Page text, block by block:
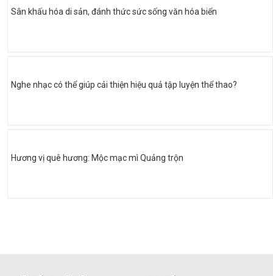
Sân khấu hóa di sản, đánh thức sức sống văn hóa biển
Nghe nhạc có thể giúp cải thiện hiệu quả tập luyện thể thao?
Hương vị quê hương: Mộc mạc mì Quảng trộn